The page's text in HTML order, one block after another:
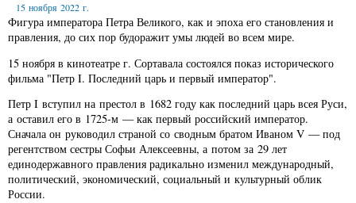
15 ноября 2022 г.
Фигура императора Петра Великого, как и эпоха его становления и
правления, до сих пор будоражит умы людей во всем мире.
15 ноября в кинотеатре г. Сортавала состоялся показ исторического
фильма "Петр I. Последний царь и первый император".
Петр I вступил на престол в 1682 году как последний царь всея Руси,
а оставил его в 1725-м — как первый российский император.
Сначала он руководил страной со сводным братом Иваном V — под
регентством сестры Софьи Алексеевны, а потом за 29 лет
единодержавного правления радикально изменил международный,
политический, экономический, социальный и культурный облик
России.